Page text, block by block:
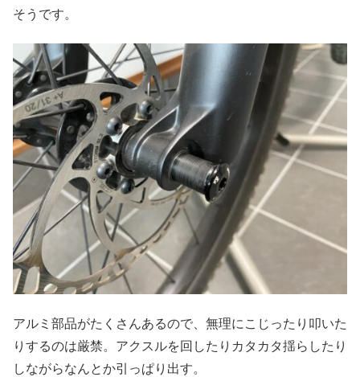
そうです。
アルミ部品がたくさんあるので、無理にこじったり叩いた
りするのは厳禁。アクスルを回したりカタカタ揺らしたり
しながらなんとか引っぱり出す。